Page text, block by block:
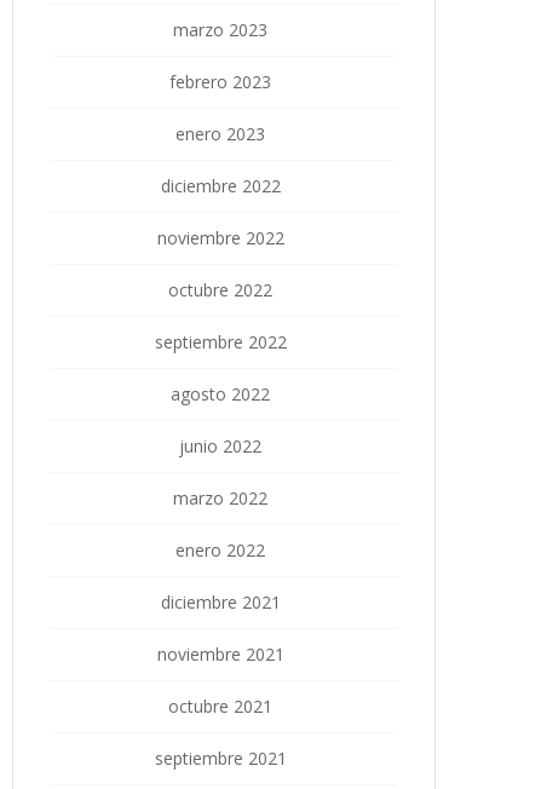
marzo 2023
febrero 2023
enero 2023
diciembre 2022
noviembre 2022
octubre 2022
septiembre 2022
agosto 2022
junio 2022
marzo 2022
enero 2022
diciembre 2021
noviembre 2021
octubre 2021
septiembre 2021